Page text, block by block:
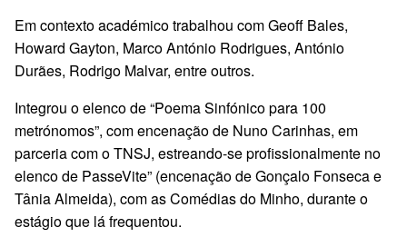
Em contexto académico trabalhou com Geoff Bales,
Howard Gayton, Marco António Rodrigues, António
Durães, Rodrigo Malvar, entre outros.
Integrou o elenco de “Poema Sinfónico para 100
metrónomos”, com encenação de Nuno Carinhas, em
parceria com o TNSJ, estreando-se profissionalmente no
elenco de PasseVite” (encenação de Gonçalo Fonseca e
Tânia Almeida), com as Comédias do Minho, durante o
estágio que lá frequentou.